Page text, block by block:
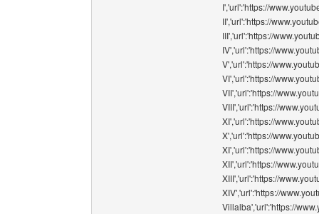
I','url':'https://
II','url':'https://
III','url':'https://
IV','url':'https://
V','url':'https://
VI','url':'https://
VII','url':'https://
VIII','url':'https://
XI','url':'https://
X','url':'https://
XI','url':'https://
XII','url':'https://
XIII','url':'https://
XIV','url':'https://
Villalba','url':'https://